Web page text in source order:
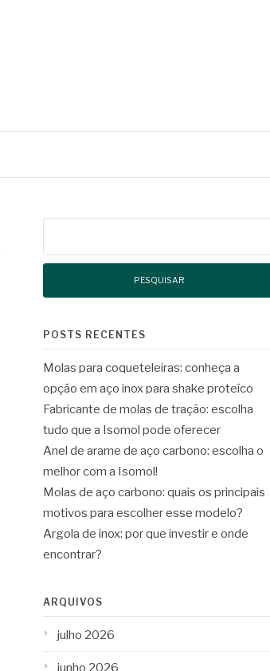
POSTS RECENTES
Molas para coqueteleiras: conheça a
opção em aço inox para shake proteíco
Fabricante de molas de tração: escolha
tudo que a Isomol pode oferecer
Anel de arame de aço carbono: escolha o
melhor com a Isomol!
Molas de aço carbono: quais os principais
motivos para escolher esse modelo?
Argola de inox: por que investir e onde
encontrar?
ARQUIVOS
julho 2026
junho 2026